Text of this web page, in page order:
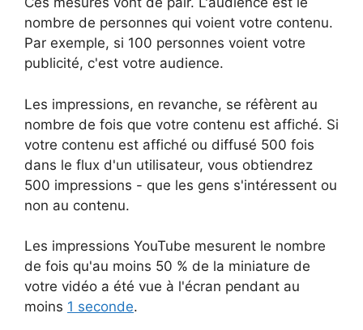
nombre de personnes qui voient votre contenu.
Par exemple, si 100 personnes voient votre
publicité, c'est votre audience.
Les impressions, en revanche, se réfèrent au
nombre de fois que votre contenu est affiché. Si
votre contenu est affiché ou diffusé 500 fois
dans le flux d'un utilisateur, vous obtiendrez
500 impressions - que les gens s'intéressent ou
non au contenu.
Les impressions YouTube mesurent le nombre
de fois qu'au moins 50 % de la miniature de
votre vidéo a été vue à l'écran pendant au
moins 1 seconde.